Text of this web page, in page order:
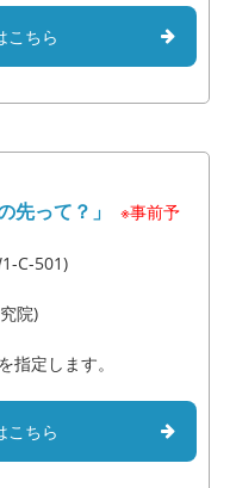
こちら
先って？」
※事前予
C-501)
院)
指定します。
こちら